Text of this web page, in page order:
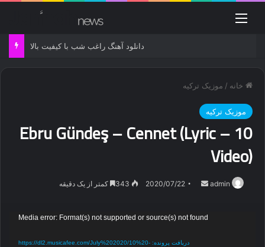
منو
دانلود آهنگ راغب شب با کیفیت بالا
خانه / موزیک ترکیه
موزیک ترکیه
10 – Ebru Gündeş – Cennet (Lyric
Video)
admin
ارسال2020/07/22 کمتر از یک دقیقه
Media error: Format(s) not supported or source(s) not found
دریافت پرونده: https://dl2.musicafee.com/July%202020/10%20-